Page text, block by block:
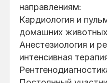
направлениям:
Кардиология и
домашних животных
Анестезиология и
интенсивная